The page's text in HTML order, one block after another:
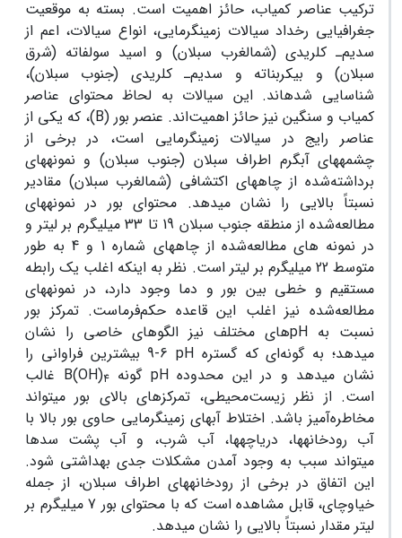
ترکیب عناصر کمیاب، حائز اهمیت است. بسته به موقعیت
جغرافیایی رخداد سیالات زمین‏گرمایی، انواع سیالات، اعم از
سدیم‌ـ کلریدی (شمال‏غرب سبلان) و اسید سولفاته (شرق
سبلان) و بی‏کربناته و سدیم‌ـ کلریدی (جنوب سبلان)،
شناسایی شده‏اند. این سیالات به لحاظ محتوای عناصر
کمیاب و سنگین نیز حائز اهمیت‌اند. عنصر بور (B)، که یکی از
عناصر رایج در سیالات زمین‏گرمایی است، در برخی از
چشمه‏های آب‏گرم اطراف سبلان (جنوب سبلان) و نمونه‏های
برداشته‌شده از چاه‏های اکتشافی (شمال‏غرب سبلان) مقادیر
نسبتاً بالایی را نشان می‏دهد. محتوای بور در نمونه‏های
مطالعه‌شده از منطقه جنوب سبلان 19 تا 33 میلی‏گرم بر لیتر و
در نمونه ‏های مطالعه‌شده از چاه‏های شماره 1 و 4 به طور
متوسط 22 میلی‏گرم بر لیتر است. نظر به اینکه اغلب یک رابطه
مستقیم و خطی بین بور و دما وجود دارد، در نمونه‏های
مطالعه‌شده نیز اغلب این قاعده حکم‌فرماست. تمرکز بور
نسبت به pHهای مختلف نیز الگوهای خاصی را نشان
می‏دهد؛ به گونه‌ای که گستره pH
6-9 بیشترین فراوانی را
نشان می‏دهد و در این محدودهpH گونه B(OH)4
غالب
است. از نظر زیست‌محیطی، تمرکزهای بالای بور می‏تواند
مخاطره‌آمیز باشد. اختلاط آب‏های زمین‏گرمایی حاوی بور بالا با
آب رودخانه‏ها، دریاچه‏ها، آب شرب، و آب پشت سدها
می‏تواند سبب به وجود آمدن مشکلات جدی بهداشتی شود.
این اتفاق در برخی از رودخانه‏های اطراف سبلان، از جمله
خیاوچای، قابل مشاهده است که با محتوای بور 7 میلی‏گرم بر
لیتر مقدار نسبتاً بالایی را نشان می‏دهد.